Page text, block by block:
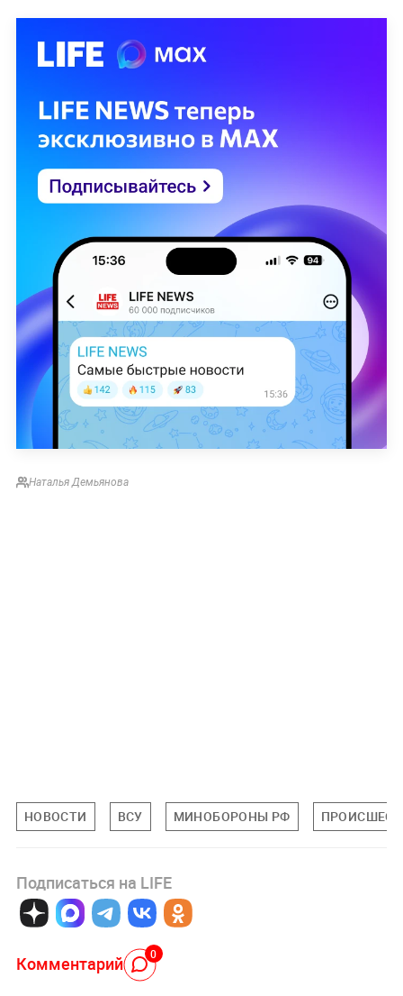
Наталья Демьянова
НОВОСТИ ВСУ МИНОБОРОНЫ РФ
Подписаться на LIFE
Комментарий 0